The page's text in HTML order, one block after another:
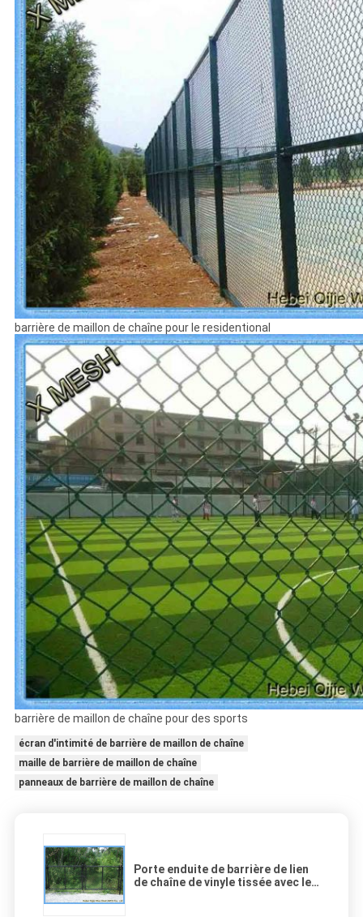
barrière de maillon de chaîne pour le residentional
barrière de maillon de chaîne pour des sports
écran d'intimité de barrière de maillon de chaîne
maille de barrière de maillon de chaîne
panneaux de barrière de maillon de chaîne
Porte enduite de barrière de lien
de chaîne de vinyle tissée avec les